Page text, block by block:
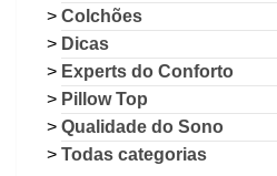
Colchões
Dicas
Experts do Conforto
Pillow Top
Qualidade do Sono
Todas categorias